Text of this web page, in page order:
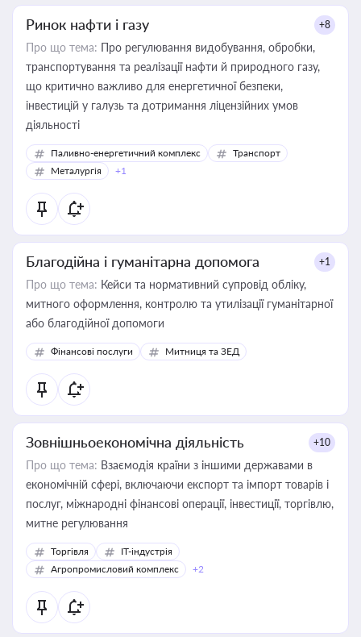
Ринок нафти і газу +8
Про що тема: Про регулювання видобування, обробки,
транспортування та реалізації нафти й природного газу,
що критично важливо для енергетичної безпеки,
інвестицій у галузь та дотримання ліцензійних умов
діяльності
Паливно-енергетичний комплекс
Транспорт
Металургія
+1
Благодійна і гуманітарна допомога +1
Про що тема: Кейси та нормативний супровід обліку,
митного оформлення, контролю та утилізації гуманітарної
або благодійної допомоги
Фінансові послуги Митниця та ЗЕД
Зовнішньоекономічна діяльність +10
Про що тема: Взаємодія країни з іншими державами в
економічній сфері, включаючи експорт та імпорт товарів і
послуг, міжнародні фінансові операції, інвестиції, торгівлю,
митне регулювання
Торгівля
IT-індустрія
Агропромисловий комплекс
+2